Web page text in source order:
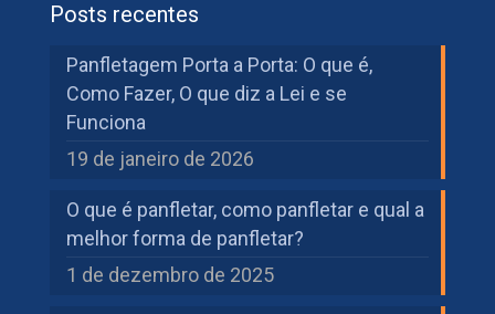
Posts recentes
Panfletagem Porta a Porta: O que é,
Como Fazer, O que diz a Lei e se
Funciona
19 de janeiro de 2026
O que é panfletar, como panfletar e qual a
melhor forma de panfletar?
1 de dezembro de 2025